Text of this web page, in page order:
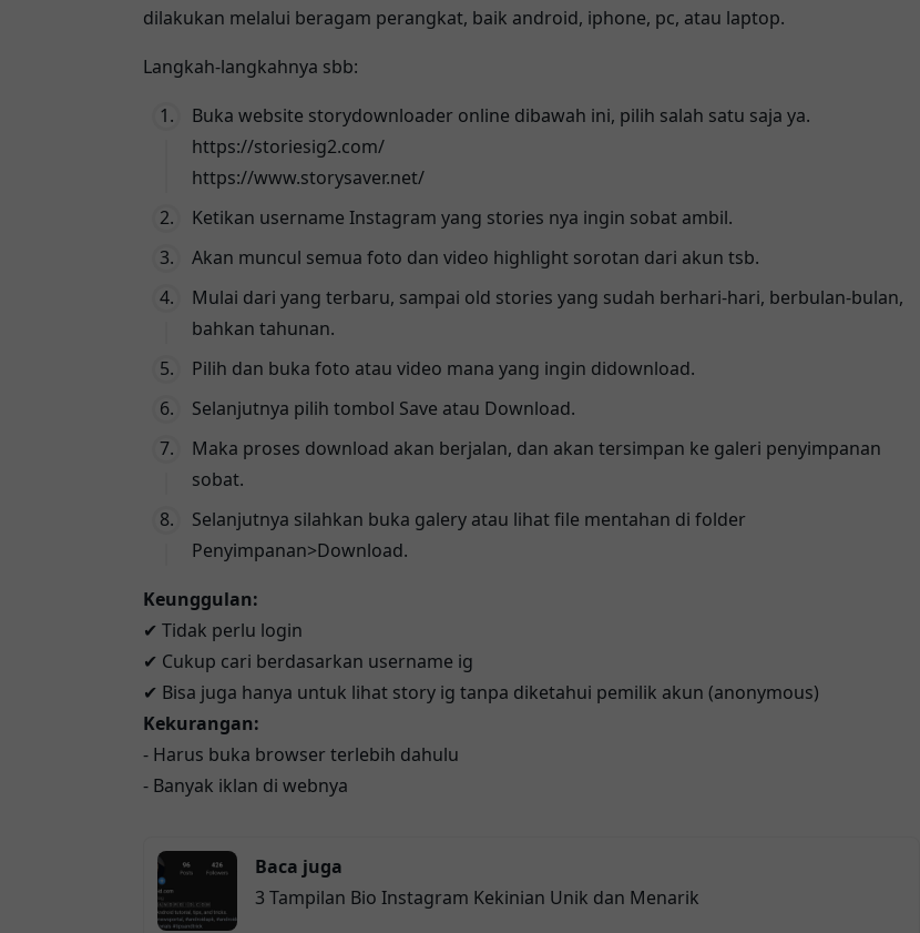
dilakukan melalui beragam perangkat, baik android, iphone, pc, atau laptop.
Langkah-langkahnya sbb:
Buka website storydownloader online dibawah ini, pilih salah satu saja ya.
https://storiesig2.com/
https://www.storysaver.net/
Ketikan username Instagram yang stories nya ingin sobat ambil.
Akan muncul semua foto dan video highlight sorotan dari akun tsb.
Mulai dari yang terbaru, sampai old stories yang sudah berhari-hari, berbulan-bulan,
bahkan tahunan.
Pilih dan buka foto atau video mana yang ingin didownload.
Selanjutnya pilih tombol Save atau Download.
Maka proses download akan berjalan, dan akan tersimpan ke galeri penyimpanan
sobat.
Selanjutnya silahkan buka galery atau lihat file mentahan di folder
Penyimpanan>Download.
Keunggulan:
✔ Tidak perlu login
✔ Cukup cari berdasarkan username ig
✔ Bisa juga hanya untuk lihat story ig tanpa diketahui pemilik akun (anonymous)
Kekurangan:
- Harus buka browser terlebih dahulu
- Banyak iklan di webnya
Baca juga
3 Tampilan Bio Instagram Kekinian Unik dan Menarik